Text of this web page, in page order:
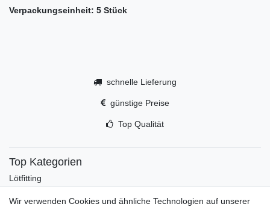
Verpackungseinheit: 5 Stück
schnelle Lieferung
günstige Preise
Top Qualität
Top Kategorien
Lötfitting
Werkzeug
Wir verwenden Cookies und ähnliche Technologien auf unserer